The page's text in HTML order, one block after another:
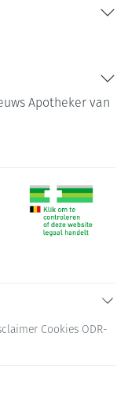
Apotheker van
Cookies ODR-